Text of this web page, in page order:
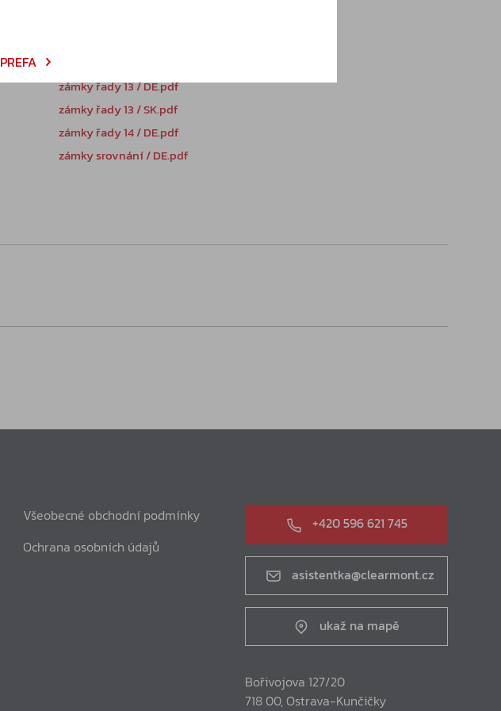
PREFA
zámky řady 13 / DE.pdf
zámky řady 13 / SK.pdf
zámky řady 14 / DE.pdf
zámky srovnání / DE.pdf
Všeobecné obchodní podmínky
Ochrana osobních údajů
+420 596 621 745
asistentka@clearmont.cz
ukaž na mapě
Bořivojova 127/20
718 00, Ostrava-Kunčičky